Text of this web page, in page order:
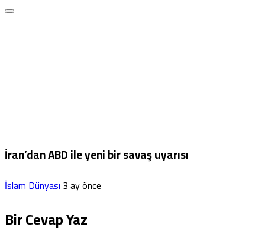
İran’dan ABD ile yeni bir savaş uyarısı
İslam Dünyası3 ay önce
Bir Cevap Yaz